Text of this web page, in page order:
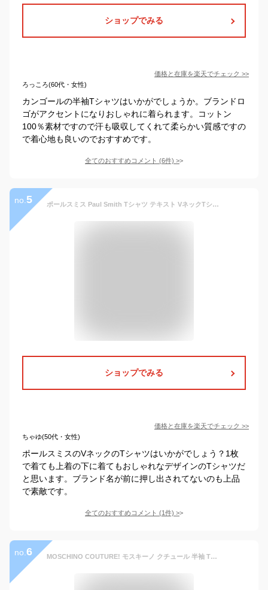
ショップでみる
価格と在庫を楽天でチェック >>
ろっころ(60代・女性)
カンゴールの半袖Tシャツはいかがでしょうか。ブランドロ
ゴがアクセントになりおしゃれに着られます。コットン
100％素材ですので汗も吸収してくれて柔らかい質感ですの
で着心地も良いのでおすすめです。
全てのおすすめコメント (6件) >
no. 5 ポールスミス Paul Smith Tシャツ テキスト VネックTシャツ
ショップでみる
価格と在庫を楽天でチェック >>
ちゃゆ(50代・女性)
ポールスミスのVネックのTシャツはいかがでしょう？1枚
で着ても上着の下に着てもおしゃれなデザインのTシャツだ
と思います。ブランド名が前に押し出されてないのも上品
で素敵です。
全てのおすすめコメント (1件) >
no. 6 MOSCHINO COUTURE! モスキーノ クチュール 半袖 Tシャツ A0705 5240 A0701 2041 メンズ カットソー ロゴT クルーネック コットン カラー3色